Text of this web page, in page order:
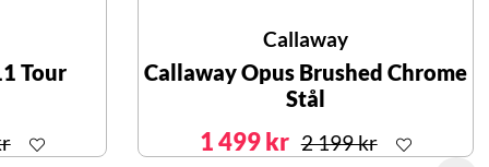
Tour
Callaway
Callaway Opus Brushed Chrome
Stål
1 499 kr 2 199 kr